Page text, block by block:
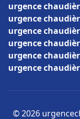
urgence
urgence
urgence
urgence
urgence
urgence
© 2026